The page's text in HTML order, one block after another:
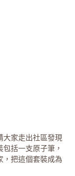
大家走出社區發現
括一支原子筆，
把這個套裝成為